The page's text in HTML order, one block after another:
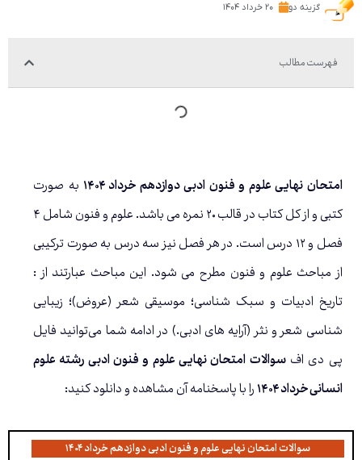
گزینه دو ۲۰ خرداد ۱۴۰۴
فهرست مطالب
امتحان نهایی علوم و فنون ادبی دوازدهم خرداد ۱۴۰۴
به صورت
کتبی و از کل کتاب در قالب ۲۰ نمره می باشد. علوم و فنون شامل ۴
فصل و ۱۲ درس است. در هر فصل نیز سه درس به صورت ترکیبی
از مباحث علوم و فنون مطرح می شود. این مباحث عبارتند از :
تاریخ ادبیات و سبک شناسی؛ موسیقی شعر (عروض)؛ زیبایی
شناسی شعر و نثر (آرایه های ادبی.)در ادامه شما می‌توانید فایل
پی دی افسوالات امتحان نهایی علوم و فنون ادبی رشته علوم
انسانی خرداد ۱۴۰۴
را با پاسخنامه آن مشاهده و دانلود کنید:
سوالات امتحان نهایی علوم و فنون ادبی دوازدهم خرداد ۱۴۰۴